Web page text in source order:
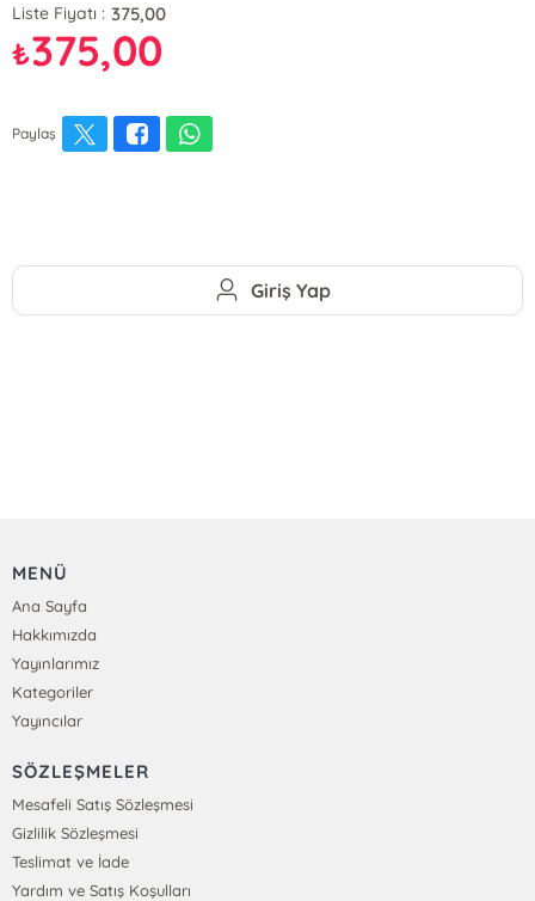
Liste Fiyatı : 375,00
₺375,00
Paylaş
Giriş Yap
MENÜ
Ana Sayfa
Hakkımızda
Yayınlarımız
Kategoriler
Yayıncılar
SÖZLEŞMELER
Mesafeli Satış Sözleşmesi
Gizlilik Sözleşmesi
Teslimat ve İade
Yardım ve Satış Koşulları